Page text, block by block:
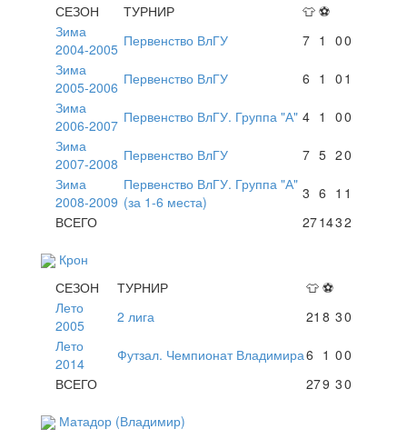
СЕЗОН
ТУРНИР 👕 ⚽
Зима
2004-2005 Первенство ВлГУ 7 1 00
Зима
2005-2006 Первенство ВлГУ 6 1 0 1
Зима
2006-2007 Первенство ВлГУ. Группа "А" 4 1 00
Зима
2007-2008 Первенство ВлГУ 7 5 20
Зима
2008-2009
Первенство ВлГУ. Группа "А"
(за 1-6 места)
3 6 1 1
ВСЕГО
271432
Крон
СЕЗОН
ТУРНИР 👕 ⚽
Лето
2005
2 лига 21 8 30
Лето
2014
Футзал. Чемпионат Владимира6 1 00
ВСЕГО
279 30
Матадор (Владимир)